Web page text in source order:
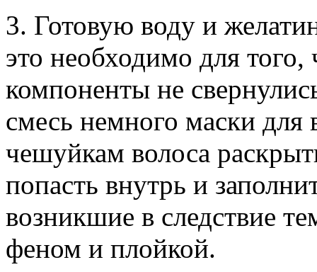
3. Готовую воду и
это необходимо для
компоненты не
смесь немного маски
чешуйкам волоса
попасть внутрь и
возникшие в следствие
феном и плойкой.